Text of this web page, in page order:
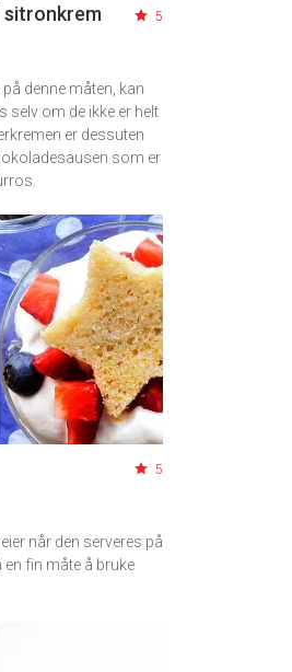
sitronkrem 5
denne måten, kan
selv om de ikke er helt
er dessuten
som er
5
når den serveres på
en fin måte å bruke